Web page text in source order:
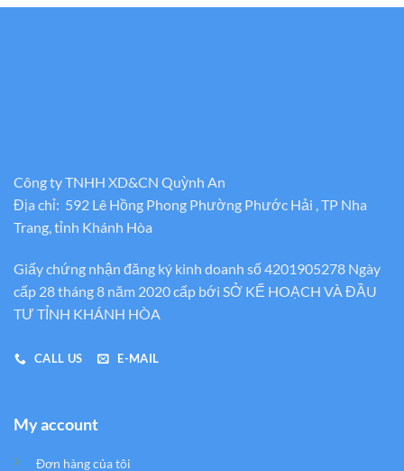
Công ty TNHH XD&CN Quỳnh An
Địa chỉ: 592 Lê Hồng Phong Phường Phước Hải , TP Nha
Trang, tỉnh Khánh Hòa
Giấy chứng nhận đăng ký kinh doanh số 4201905278 Ngày
cấp 28 tháng 8 năm 2020 cấp bới SỞ KẾ HOẠCH VÀ ĐẦU
TƯ TỈNH KHÁNH HÒA
CALL US E-MAIL
My account
Đơn hàng của tôi